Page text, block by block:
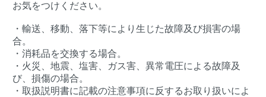
お気をつけください。
・輸送、移動、落下等により生じた故障及び損害の場
合。
・消耗品を交換する場合。
・火災、地震、塩害、ガス害、異常電圧による故障及
び、損傷の場合。
・取扱説明書に記載の注意事項に反するお取り扱いによ